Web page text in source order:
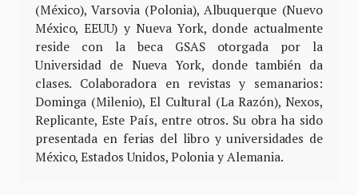
(México), Varsovia (Polonia), Albuquerque (Nuevo
México, EEUU) y Nueva York, donde actualmente
reside con la beca GSAS otorgada por la
Universidad de Nueva York, donde también da
clases. Colaboradora en revistas y semanarios:
Dominga (Milenio), El Cultural (La Razón), Nexos,
Replicante, Este País, entre otros. Su obra ha sido
presentada en ferias del libro y universidades de
México, Estados Unidos, Polonia y Alemania.